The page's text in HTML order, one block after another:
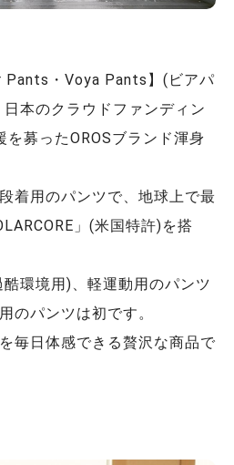
Pants・Voya Pants】(ビアパ
本のクラウドファンディン
募ったOROSブランド渾身
着用のパンツで、地球上で最
」(米国特許)を搭
環境用)、軽運動用のパンツ
のパンツは初です。
毎日体感できる贅沢な商品で